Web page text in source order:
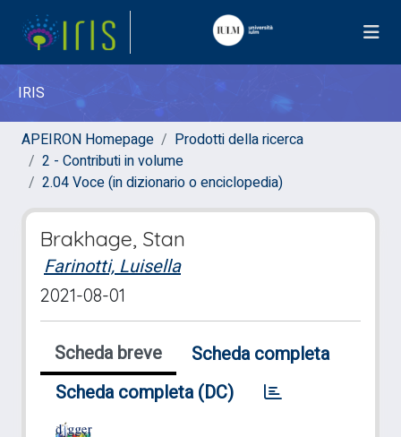
IRIS
APEIRON Homepage
Prodotti della ricerca
2 - Contributi in volume
2.04 Voce (in dizionario o enciclopedia)
Brakhage, Stan
Farinotti, Luisella
2021-08-01
Scheda breve
Scheda completa
Scheda completa (DC)